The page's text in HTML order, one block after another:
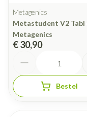
Metagenics
Metastudent V2 Tabl
Metagenics
€ 30,90
Bestel